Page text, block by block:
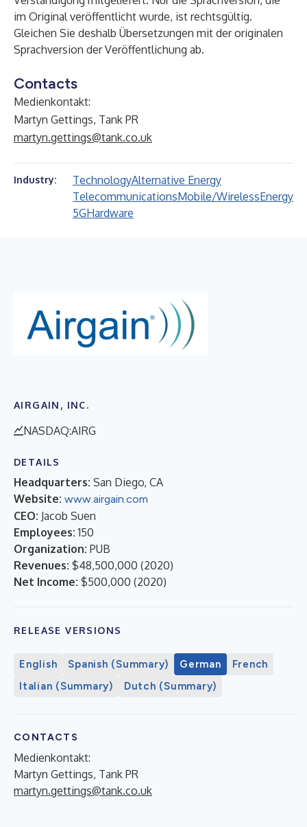
im Original veröffentlicht wurde, ist rechtsgültig.
Gleichen Sie deshalb Übersetzungen mit der originalen
Sprachversion der Veröffentlichung ab.
Contacts
Medienkontakt:
Martyn Gettings, Tank PR
martyn.gettings@tank.co.uk
Industry: TechnologyAlternative Energy
TelecommunicationsMobile/WirelessEnergy
5GHardware
AIRGAIN, INC.
NASDAQ:AIRG
DETAILS
Headquarters: San Diego, CA
Website: www.airgain.com
CEO: Jacob Suen
Employees: 150
Organization: PUB
Revenues: $48,500,000 (2020)
Net Income: $500,000 (2020)
RELEASE VERSIONS
English Spanish (Summary) German
French
Italian (Summary)
Dutch (Summary)
CONTACTS
Medienkontakt:
Martyn Gettings, Tank PR
martyn.gettings@tank.co.uk